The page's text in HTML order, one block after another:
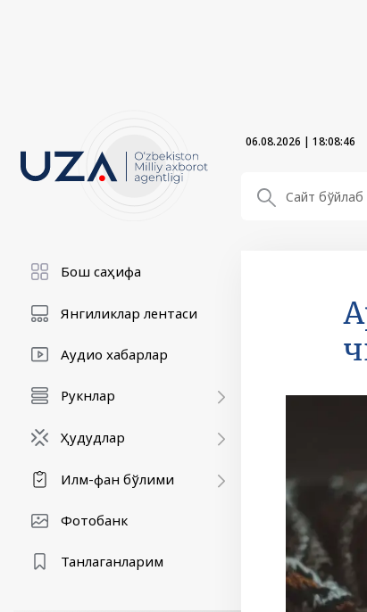
06.08.2026 | 18:08:47
Бош саҳифа
Янгиликлар лентаси
Аудио хабарлар
Рукнлар
Ҳудудлар
Илм-фан бўлими
Фотобанк
Танлаганларим